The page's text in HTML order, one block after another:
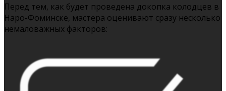
Перед тем, как будет проведена докопка колодцев в
Наро-Фоминске, мастера оценивают сразу несколько
немаловажных факторов: